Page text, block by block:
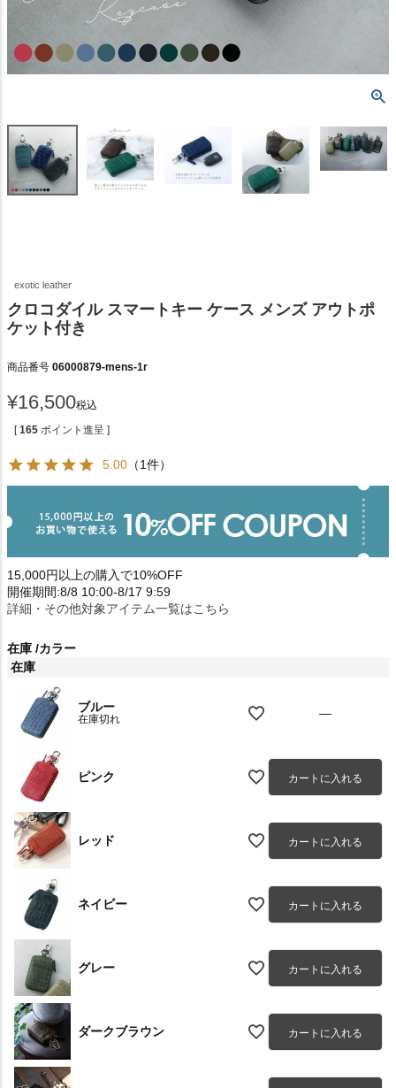
exotic leather
クロコダイル スマートキー ケース メンズ アウトポ
ケット付き
商品番号 06000879-mens-1r
¥16,500税込
[ 165 ポイント進呈 ]
5.00 （1件）
15,000円以上の購入で10%OFF
開催期間:8/8 10:00-8/17 9:59
詳細・その他対象アイテム一覧はこちら
在庫 カラー
在庫
ブルー
在庫切れ —
ピンク カートに入れる
レッド カートに入れる
ネイビー カートに入れる
グレー カートに入れる
ダークブラウン カートに入れる